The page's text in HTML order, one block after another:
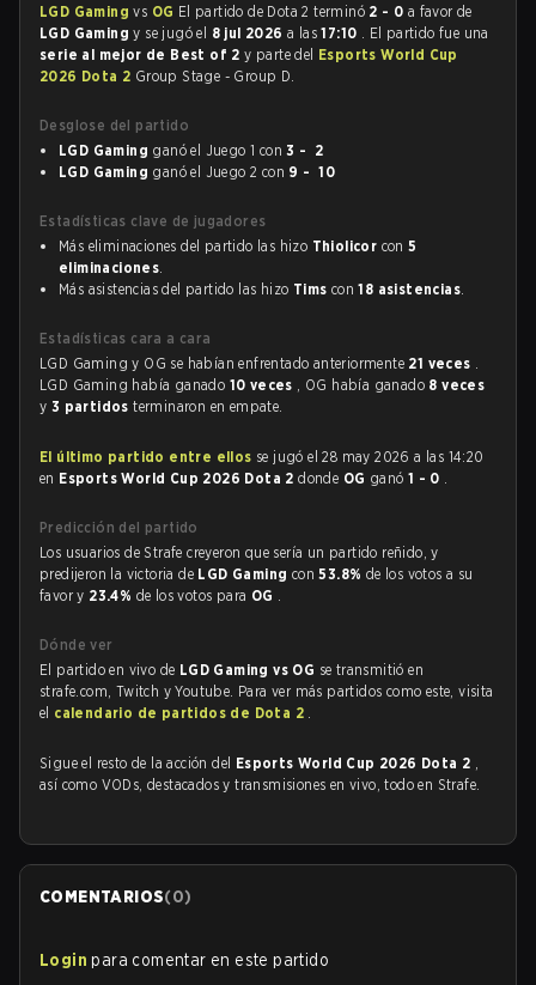
LGD Gamingvs OG El partido de Dota 2 terminó 2 - 0 a favor de
LGD Gamingy se jugó el 8 jul 2026a las17:10 . El partido fue una
serie al mejor de Best of 2y parte del Esports World Cup
2026 Dota 2 Group Stage - Group D.
Desglose del partido
LGD Gaming ganó el Juego 1 con3 - 2
LGD Gaming ganó el Juego 2 con 9 - 10
Estadísticas clave de jugadores
Más eliminaciones del partido las hizo Thiolicor con5
eliminaciones.
Más asistencias del partido las hizo Tims con18 asistencias.
Estadísticas cara a cara
LGD Gaming y OG se habían enfrentado anteriormente 21 veces .
LGD Gaming había ganado 10 veces , OG había ganado 8 veces
y 3 partidosterminaron en empate.
El último partido entre ellos se jugó el 28 may 2026 a las 14:20
en Esports World Cup 2026 Dota 2donde OG ganó 1 - 0 .
Predicción del partido
Los usuarios de Strafe creyeron que sería un partido reñido, y
predijeron la victoria de LGD Gaming con53.8% de los votos a su
favor y 23.4% de los votos para OG .
Dónde ver
El partido en vivo de LGD Gaming vs OG se transmitió en
strafe.com, Twitch y Youtube. Para ver más partidos como este, visita
el calendario de partidos de Dota 2 .
Sigue el resto de la acción del Esports World Cup 2026 Dota 2 ,
así como VODs, destacados y transmisiones en vivo, todo en Strafe.
COMENTARIOS(0)
Login para comentar en este partido